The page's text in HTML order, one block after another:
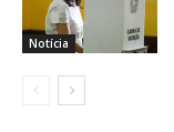
Notícia